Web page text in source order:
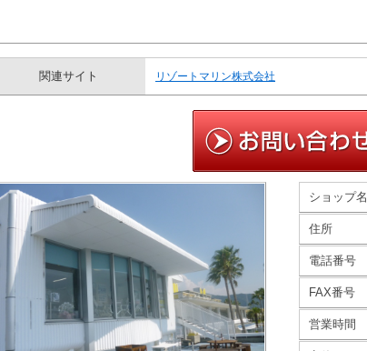
関連サイト リゾートマリン株式会社
ショップ名
住所
電話番号
FAX番号
営業時間